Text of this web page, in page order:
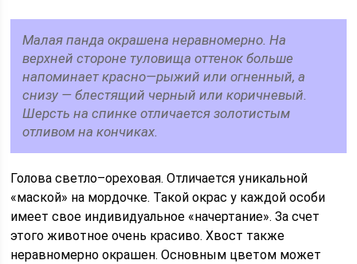
Малая панда окрашена неравномерно. На
верхней стороне туловища оттенок больше
напоминает красно—рыжий или огненный, а
снизу — блестящий черный или коричневый.
Шерсть на спинке отличается золотистым
отливом на кончиках.
Голова светло–ореховая. Отличается уникальной
«маской» на мордочке. Такой окрас у каждой особи
имеет свое индивидуальное «начертание». За счет
этого животное очень красиво. Хвост также
неравномерно окрашен. Основным цветом может